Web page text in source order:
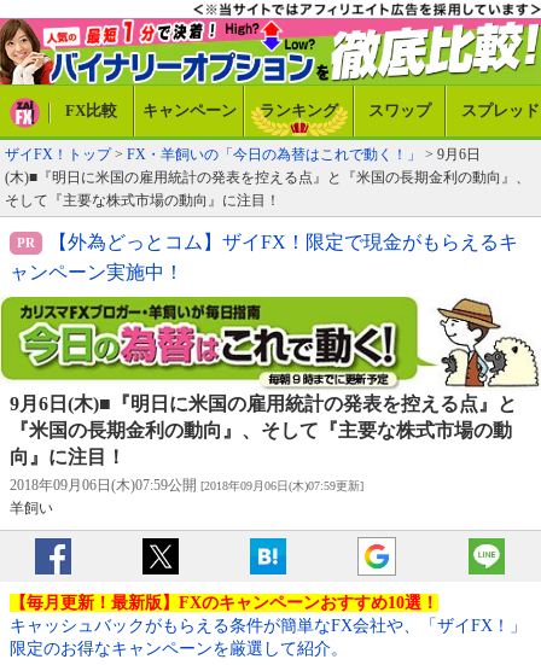
FX比較 キャンペーン ランキング スワップ スプレッド
ザイFX！トップ> FX・羊飼いの「今日の為替はこれで動く！」
> 9月6日
(木)■『明日に米国の雇用統計の発表を控える点』と『米国の長期金利の動向』、
そして『主要な株式市場の動向』に注目！
【外為どっとコム】ザイFX！限定で現金がもらえるキ
ャンペーン実施中！
9月6日(木)■『明日に米国の雇用統計の発表を控える点』と
『米国の長期金利の動向』、そして『主要な株式市場の動
向』に注目！
2018年09月06日(木)07:59公開 [2018年09月06日(木)07:59更新]
羊飼い
【毎月更新！最新版】FXのキャンペーンおすすめ10選！
キャッシュバックがもらえる条件が簡単なFX会社や、「ザイFX！」
限定のお得なキャンペーンを厳選して紹介。